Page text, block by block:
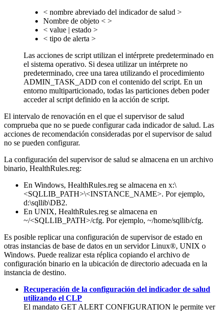
< nombre abreviado del indicador de salud >
Nombre de objeto < >
< value | estado >
< tipo de alerta >
Las acciones de script utilizan el intérprete predeterminado en
el sistema operativo. Si desea utilizar un intérprete no
predeterminado, cree una tarea utilizando el procedimiento
ADMIN_TASK_ADD con el contenido del script. En un
entorno multiparticionado, todas las particiones deben poder
acceder al script definido en la acción de script.
El intervalo de renovación en el que el supervisor de salud
comprueba que no se puede configurar cada indicador de salud. Las
acciones de recomendación consideradas por el supervisor de salud
no se pueden configurar.
La configuración del supervisor de salud se almacena en un archivo
binario, HealthRules.reg:
En Windows, HealthRules.reg se almacena en x:\
<SQLLIB_PATH>\<INSTANCE_NAME>. Por ejemplo,
d:\sqllib\DB2.
En UNIX, HealthRules.reg se almacena en
~/<SQLLIB_PATH>/cfg. Por ejemplo, ~/home/sqllib/cfg.
Es posible replicar una configuración de supervisor de estado en
otras instancias de base de datos en un servidor Linux®, UNIX o
Windows. Puede realizar esta réplica copiando el archivo de
configuración binario en la ubicación de directorio adecuada en la
instancia de destino.
Recuperación de la configuración del indicador de salud
utilizando el CLP
El mandato GET ALERT CONFIGURATION le permite ver